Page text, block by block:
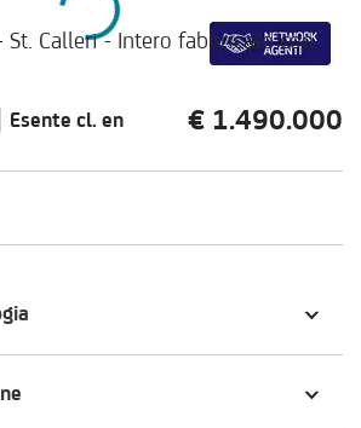
St. Calleri - Intero fabbricato con
Esente cl. en € 1.490.000